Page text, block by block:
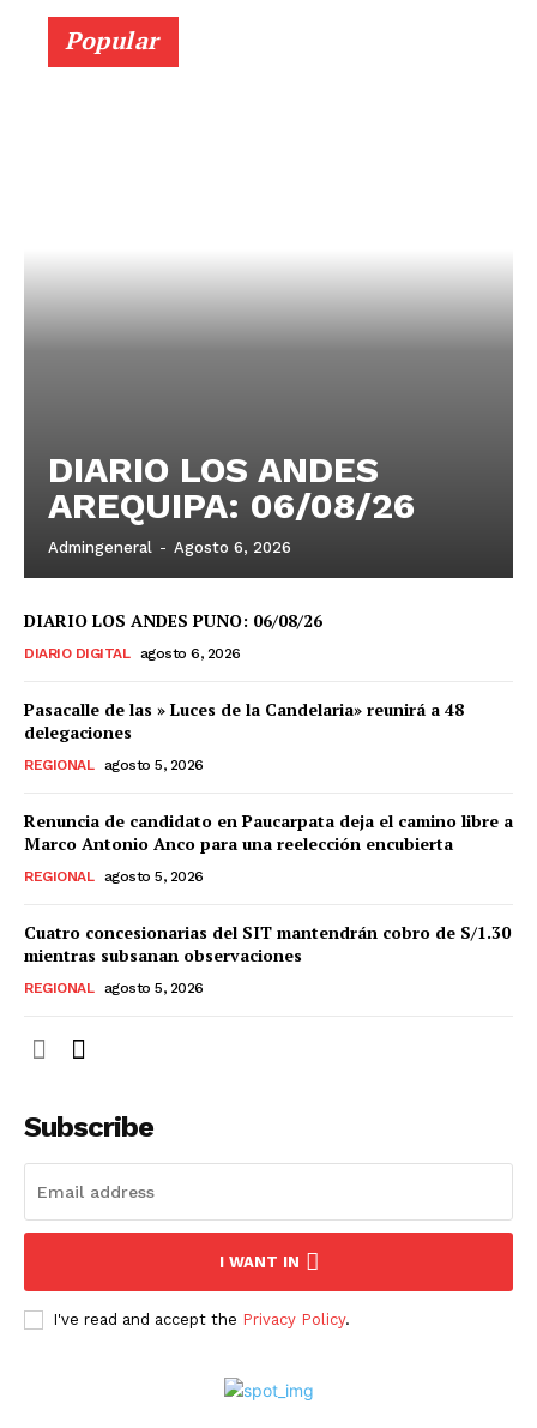
Popular
DIARIO LOS ANDES
AREQUIPA: 06/08/26
Admingeneral - Agosto 6, 2026
DIARIO LOS ANDES PUNO: 06/08/26
DIARIO DIGITAL agosto 6, 2026
Pasacalle de las » Luces de la Candelaria» reunirá a 48
delegaciones
REGIONAL agosto 5, 2026
Renuncia de candidato en Paucarpata deja el camino libre a
Marco Antonio Anco para una reelección encubierta
REGIONAL agosto 5, 2026
Cuatro concesionarias del SIT mantendrán cobro de S/1.30
mientras subsanan observaciones
REGIONAL agosto 5, 2026
Subscribe
I WANT IN
I've read and accept the Privacy Policy.